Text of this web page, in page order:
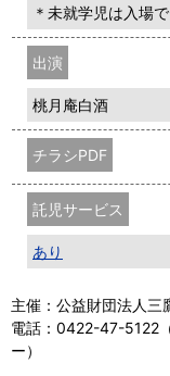
＊未就学児は入場で
出演
桃月庵白酒
チラシPDF
託児サービス
あり
主催：公益財団法人三
電話：0422-47-5122
ー）